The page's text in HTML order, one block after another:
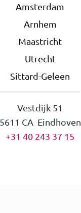
Amsterdam
Arnhem
Maastricht
Utrecht
Sittard-Geleen
Vestdijk 51
5611 CA Eindhoven
+31 40 243 37 15